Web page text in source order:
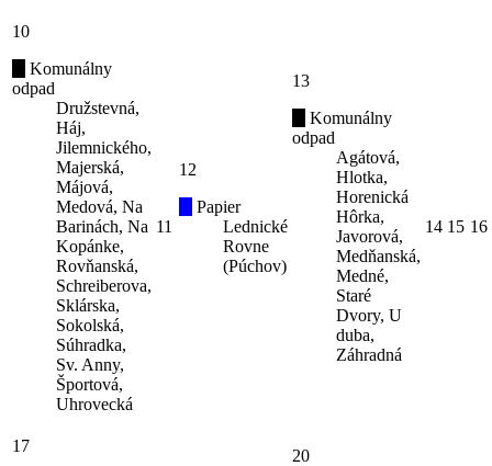
10
Komunálny
odpad
Družstevná,
Háj,
Jilemnického,
Majerská,
Májová,
Medová, Na
Barinách, Na
Kopánke,
Rovňanská,
Schreiberova,
Sklárska,
Sokolská,
Súhradka,
Sv. Anny,
Športová,
Uhrovecká
11
12
Papier
Lednické
Rovne
(Púchov)
13
Komunálny
odpad
Agátová,
Hlotka,
Horenická
Hôrka,
Javorová,
Medňanská,
Medné,
Staré
Dvory, U
duba,
Záhradná
14 15 16
17
20